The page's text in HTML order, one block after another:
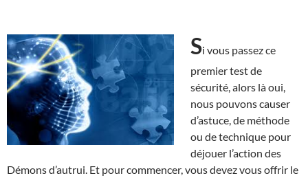
Si vous passez ce
premier test de
sécurité, alors là oui,
nous pouvons causer
d’astuce, de méthode
ou de technique pour
déjouer l’action des
Démons d’autrui. Et pour commencer, vous devez vous offrir le